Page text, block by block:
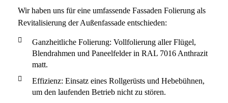
Wir haben uns für eine umfassende Fassaden Folierung als
Revitalisierung der Außenfassade entschieden:
Ganzheitliche Folierung: Vollfolierung aller Flügel,
Blendrahmen und Paneelfelder in RAL 7016 Anthrazit
matt.
Effizienz: Einsatz eines Rollgerüsts und Hebebühnen,
um den laufenden Betrieb nicht zu stören.